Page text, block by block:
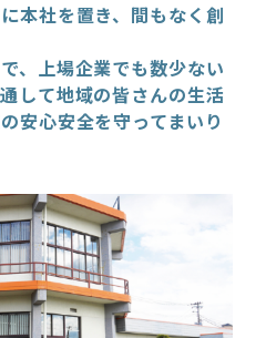
本社を置き、間もなく創
、上場企業でも数少ない
して地域の皆さんの生活
安心安全を守ってまいり